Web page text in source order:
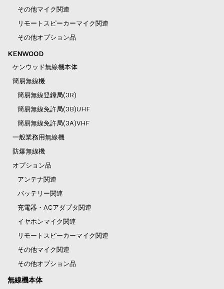
その他マイク関連
リモートスピーカーマイク関連
その他オプション品
KENWOOD
ケンウッド無線機本体
簡易無線機
簡易無線登録局(3R)
簡易無線免許局(3B)UHF
簡易無線免許局(3A)VHF
一般業務用無線機
防爆無線機
オプション品
アンテナ関連
バッテリー関連
充電器・ACアダプタ関連
イヤホンマイク関連
リモートスピーカーマイク関連
その他マイク関連
その他オプション品
無線機本体